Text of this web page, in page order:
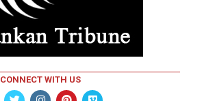
CONNECT WITH US